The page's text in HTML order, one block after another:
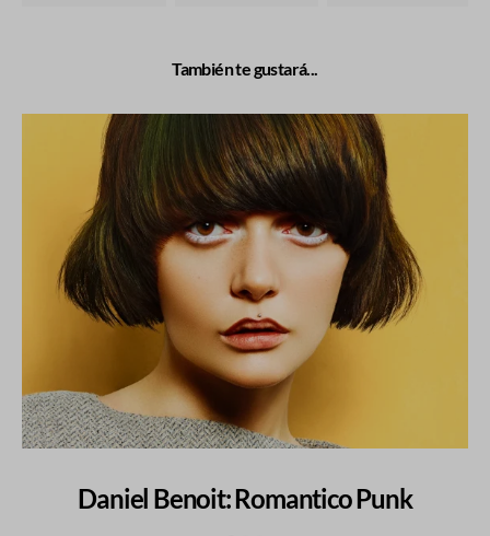
También te gustará...
Daniel Benoit: Romantico Punk